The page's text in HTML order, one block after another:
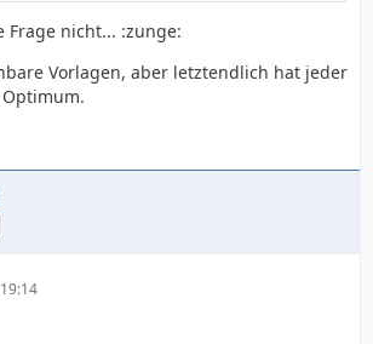
Frage nicht... :zunge:
Vorlagen, aber letztendlich hat jeder